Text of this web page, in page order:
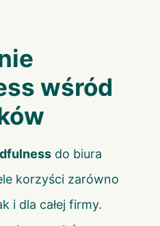
wśród
do biura
korzyści zarówno
i dla całej firmy.